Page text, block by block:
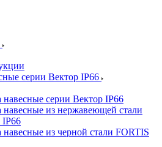
серии Вектор IP66
навесные серии Вектор IP66
навесные из нержавеющей стали
IP66
навесные из черной стали FORTIS